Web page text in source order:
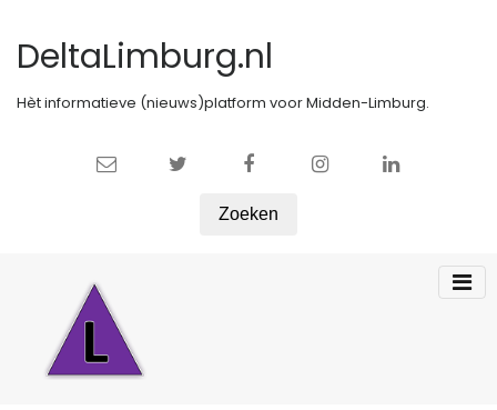
DeltaLimburg.nl
Hèt informatieve (nieuws)platform voor Midden-Limburg.
Zoeken